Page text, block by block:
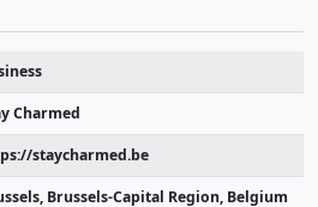
Charmed
staycharmed.be
Brussels-Capital Region, Belgium